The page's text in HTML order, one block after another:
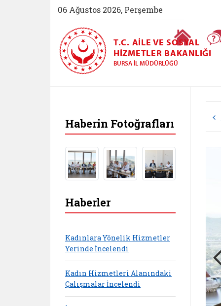
06 Ağustos 2026, Perşembe
Ana Sayfa
T.C. AILE VE SOSYAL
HIZMETLER BAKANLIĞI
BURSA İL MÜDÜRLÜĞÜ
Haberin Fotoğrafları
Haberler
Kadınlara Yönelik Hizmetler
Yerinde İncelendi
Kadın Hizmetleri Alanındaki
Çalışmalar İncelendi